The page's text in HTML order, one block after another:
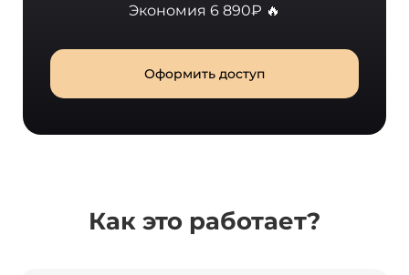
Экономия 6 890₽ 🔥
Оформить доступ
Как это работает?